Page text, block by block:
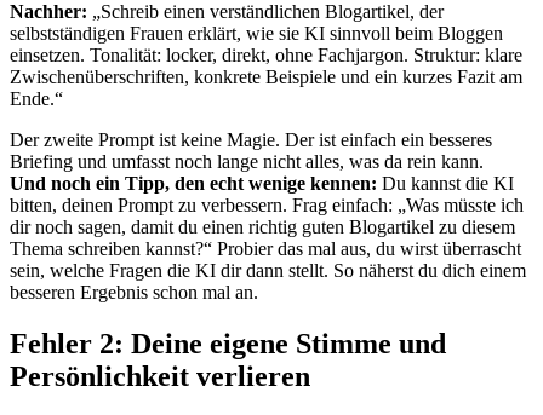
Nachher: „Schreib einen verständlichen Blogartikel, der
selbstständigen Frauen erklärt, wie sie KI sinnvoll beim Bloggen
einsetzen. Tonalität: locker, direkt, ohne Fachjargon. Struktur: klare
Zwischenüberschriften, konkrete Beispiele und ein kurzes Fazit am
Ende.“
Der zweite Prompt ist keine Magie. Der ist einfach ein besseres
Briefing und umfasst noch lange nicht alles, was da rein kann.
Und noch ein Tipp, den echt wenige kennen: Du kannst die KI
bitten, deinen Prompt zu verbessern. Frag einfach: „Was müsste ich
dir noch sagen, damit du einen richtig guten Blogartikel zu diesem
Thema schreiben kannst?“ Probier das mal aus, du wirst überrascht
sein, welche Fragen die KI dir dann stellt. So näherst du dich einem
besseren Ergebnis schon mal an.
Fehler 2: Deine eigene Stimme und
Persönlichkeit verlieren